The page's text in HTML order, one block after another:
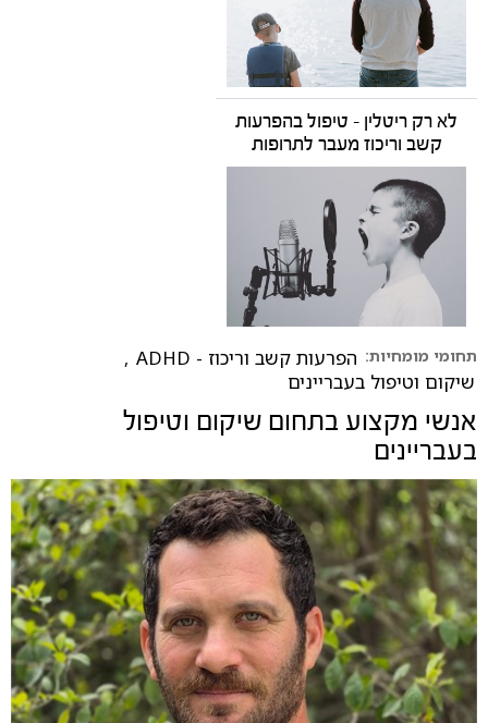
לא רק ריטלין - טיפול בהפרעות
קשב וריכוז מעבר לתרופות
תחומי מומחיות: הפרעות קשב וריכוז - ADHD
,
שיקום וטיפול בעבריינים
אנשי מקצוע בתחום שיקום וטיפול
בעבריינים